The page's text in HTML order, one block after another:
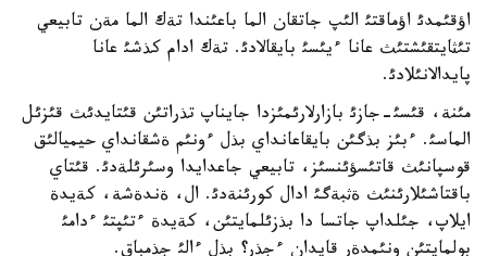
اؤقئمدئ اؤماقتئ الئپ جاتقان الما باعئندا تةك الما مةن تابيعي
تئثايتقئشتئث عانا ءيئسئ بايقالادئ. تةك ادام كذشئ عانا
پايدالانئلادئ.
مئنة، قئسئ-جازئ بازارلارئمئزدا جايناپ تذراتئن قئتايدئث قئزئل
الماسئ. ءبئز بذگئن بايقاعانداي بذل ءونئم ةشقانداي حيميالئق
قوسپانئث قاتئسؤئنسئز، تابيعي جاعدايدا وسئرئلةدئ. قئتاي
باقتاشئلارئنئث ةثبةگئ ادال كورئنةدئ. ال، ةندةشة، كةيدة
ايلاپ، جئلداپ جاتسا دا بذزئلمايتئن، كةيدة ءتئپتئ ءدامئ